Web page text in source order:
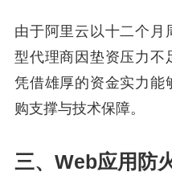
由于阿里云以十二个月
型代理商因垫资压力不
凭借雄厚的资金实力能
购支撑与技术保障。
三、Web应用防